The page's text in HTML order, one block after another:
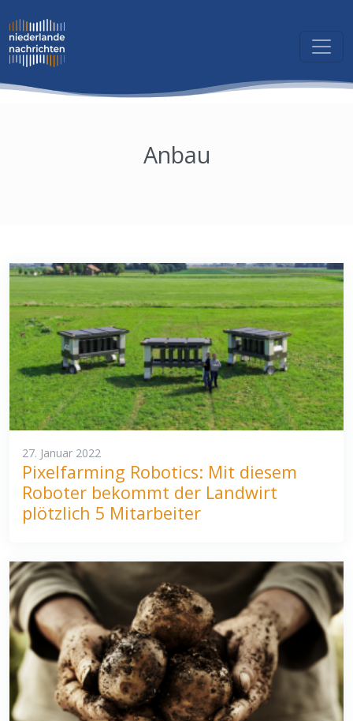
Anbau
27. Januar 2022
Pixelfarming Robotics: Mit diesem
Roboter bekommt der Landwirt
plötzlich 5 Mitarbeiter